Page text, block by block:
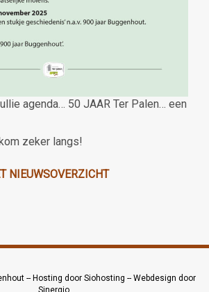
agenda… 50 JAAR Ter Palen… een
zeker langs!
NIEUWSOVERZICHT
-- Hosting door Siohosting -- Webdesign door